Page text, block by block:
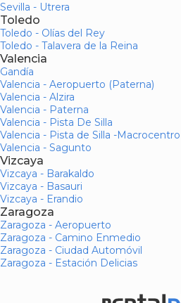
Sevilla - Utrera
Toledo
Toledo - Olías del Rey
Toledo - Talavera de la Reina
Valencia
Gandía
Valencia - Aeropuerto (Paterna)
Valencia - Alzira
Valencia - Paterna
Valencia - Pista De Silla
Valencia - Pista de Silla -Macrocentro
Valencia - Sagunto
Vizcaya
Vizcaya - Barakaldo
Vizcaya - Basauri
Vizcaya - Erandio
Zaragoza
Zaragoza - Aeropuerto
Zaragoza - Camino Enmedio
Zaragoza - Ciudad Automóvil
Zaragoza - Estación Delicias